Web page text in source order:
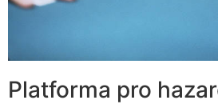
Platforma pro